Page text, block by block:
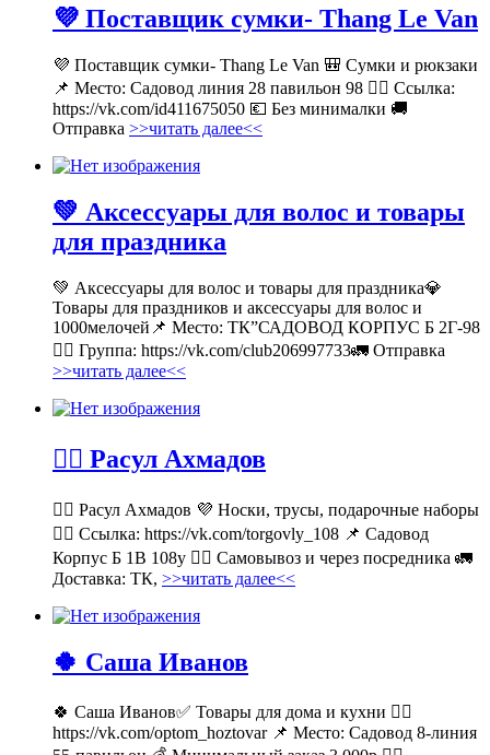
💜 Поставщик сумки- Thang Le Van
💜 Поставщик сумки- Thang Le Van 🎒 Сумки и рюкзаки
📌 Место: Садовод линия 28 павильон 98 👉🏻 Ссылка:
https://vk.com/id411675050 💶 Без минималки 🚚
Отправка >>читать далее<<
💚 Аксессуары для волос и товары
для праздника
💚 Аксессуары для волос и товары для праздника💎
Товары для праздников и аксессуары для волос и
1000мелочей📌 Место: ТК”САДОВОД КОРПУС Б 2Г-98
👉🏻 Группа: https://vk.com/club206997733🚛 Отправка
>>читать далее<<
💁‍♂ Расул Ахмадов
💁‍♂ Расул Ахмадов 💜 Носки, трусы, подарочные наборы
👉🏻 Ссылка: https://vk.com/torgovly_108 📌 Садовод
Корпус Б 1В 108у 🚶‍♂ Самовывоз и через посредника 🚛
Доставка: ТК, >>читать далее<<
🍀 Саша Иванов
🍀 Саша Иванов✅ Товары для дома и кухни 👉🏻
https://vk.com/optom_hoztovar 📌 Место: Садовод 8-линия